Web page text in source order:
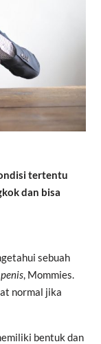
tertentu
dan bisa
sebuah
, Mommies.
normal jika
bentuk dan